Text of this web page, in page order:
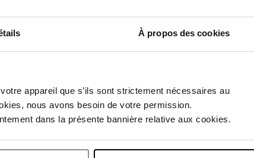
À propos des cookies
appareil que s’ils sont strictement nécessaires au
nous avons besoin de votre permission.
dans la présente bannière relative aux cookies.
€